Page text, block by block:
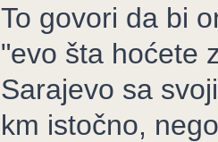
To govori da bi
"evo šta hoćete
Sarajevo sa
km istočno,